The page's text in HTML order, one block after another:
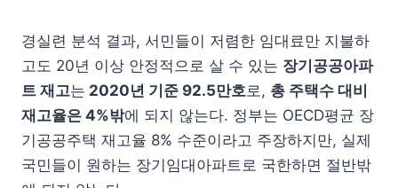
경실련 분석 결과, 서민들이 저렴한 임대료만 지불하
고도 20년 이상 안정적으로 살 수 있는 장기공공아파
트 재고는 2020년 기준 92.5만호로, 총 주택수 대비
재고율은 4%밖에 되지 않는다. 정부는 OECD평균 장
기공공주택 재고율 8% 수준이라고 주장하지만, 실제
국민들이 원하는 장기임대아파트로 국한하면 절반밖